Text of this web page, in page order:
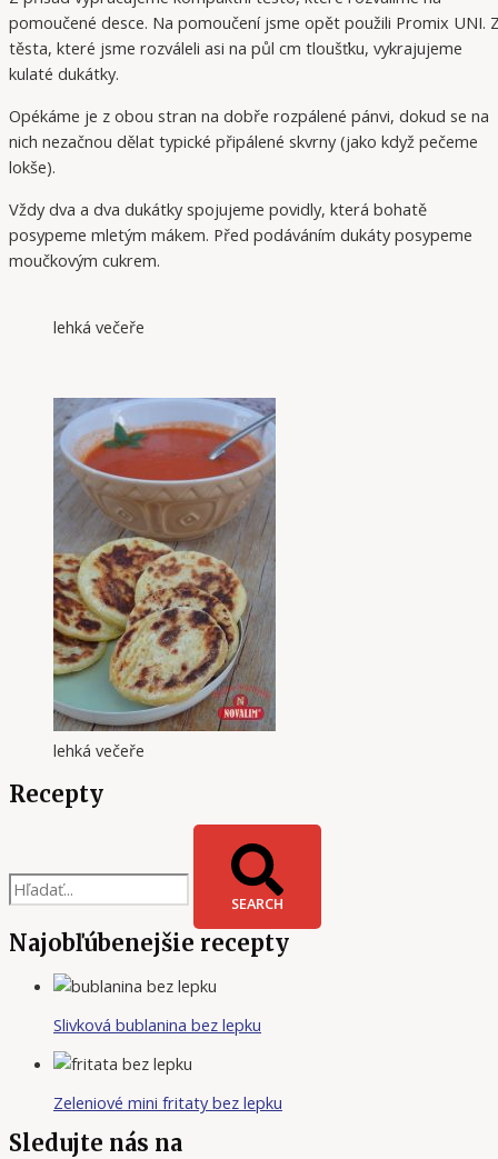
pomoučené desce. Na pomoučení jsme opět použili Promix UNI.
těsta, které jsme rozváleli asi na půl cm tloušťku, vykrajujeme
kulaté dukátky.
Opékáme je z obou stran na dobře rozpálené pánvi, dokud se na
nich nezačnou dělat typické připálené skvrny (jako když pečeme
lokše).
Vždy dva a dva dukátky spojujeme povidly, která bohatě
posypeme mletým mákem. Před podáváním dukáty posypeme
moučkovým cukrem.
lehká večeře
lehká večeře
Recepty
SEARCH
Najobľúbenejšie recepty
Slivková bublanina bez lepku
Zeleniové mini fritaty bez lepku
Sledujte nás na